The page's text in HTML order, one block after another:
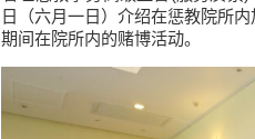
日（六月一日）介绍在惩教院所
期间在院所内的赌博活动。